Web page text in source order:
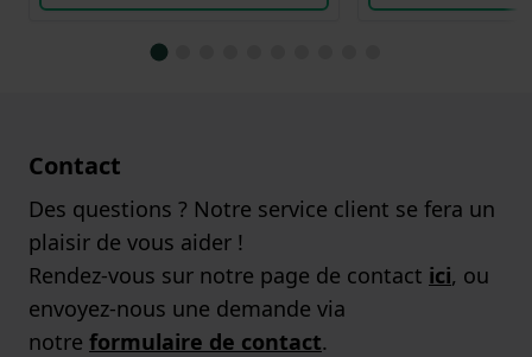
Contact
Des questions ? Notre service client se fera un
plaisir de vous aider !
Rendez-vous sur notre page de contact ici, ou
envoyez-nous une demande via
notre formulaire de contact.